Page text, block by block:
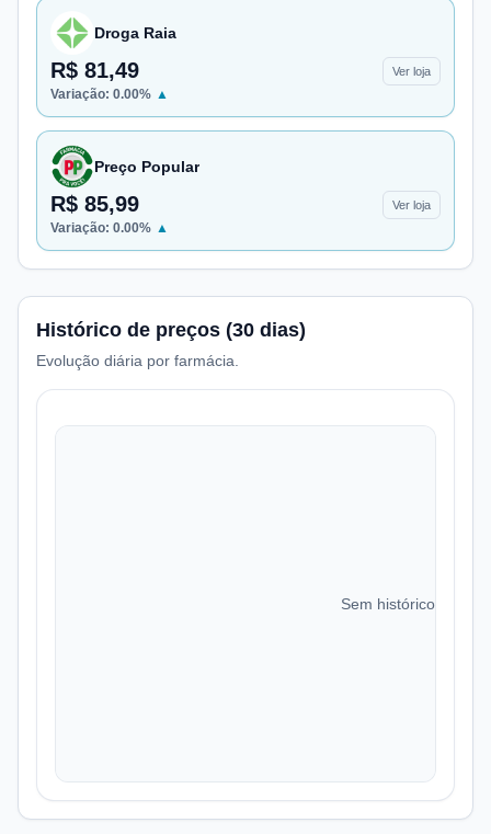
Droga Raia
R$ 81,49 Ver loja
Variação: 0.00% ▲
Preço Popular
R$ 85,99 Ver loja
Variação: 0.00% ▲
Histórico de preços (30 dias)
Evolução diária por farmácia.
Sem histórico de